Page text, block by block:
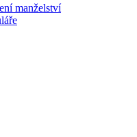
manželství